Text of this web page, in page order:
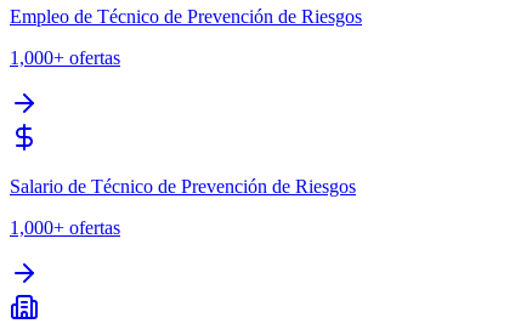
Empleo de Técnico de Prevención de Riesgos
1,000+ ofertas
Salario de Técnico de Prevención de Riesgos
1,000+ ofertas